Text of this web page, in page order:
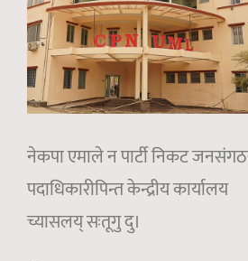
नेकपा एमाले न पार्टी निकट
पदाधिकारीपिन्त केन्द्रीय कार्यालय
च्यासलय् सःतूगु दु।